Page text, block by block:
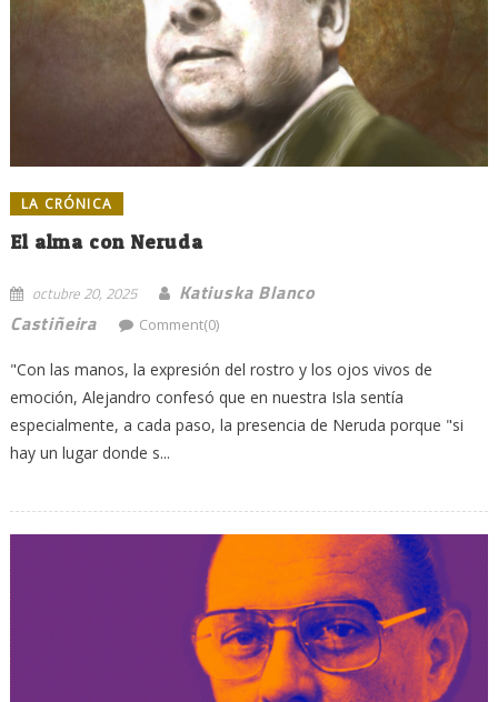
LA CRÓNICA
El alma con Neruda
octubre 20, 2025
Katiuska Blanco
Castiñeira
Comment(0)
"Con las manos, la expresión del rostro y los ojos vivos de
emoción, Alejandro confesó que en nuestra Isla sentía
especialmente, a cada paso, la presencia de Neruda porque "si
hay un lugar donde s...